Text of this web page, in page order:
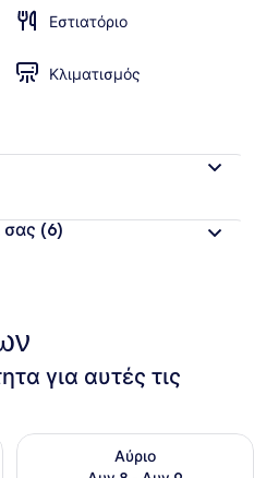
Εστιατόριο
Κλιματισμός
σας (6)
για αυτές τις
Αυγ 7 - Αυγ 8
Αύριο
Έλεγχος διαθεσιμότητας